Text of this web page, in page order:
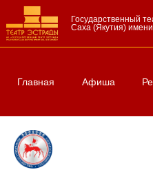
Государственный
Саха (Якутия)
Главная Афиша